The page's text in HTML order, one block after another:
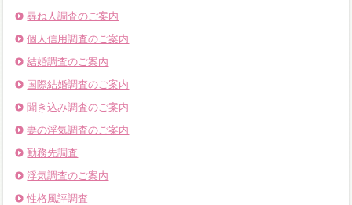
尋ね人調査のご案内
個人信用調査のご案内
結婚調査のご案内
国際結婚調査のご案内
聞き込み調査のご案内
妻の浮気調査のご案内
勤務先調査
浮気調査のご案内
性格風評調査